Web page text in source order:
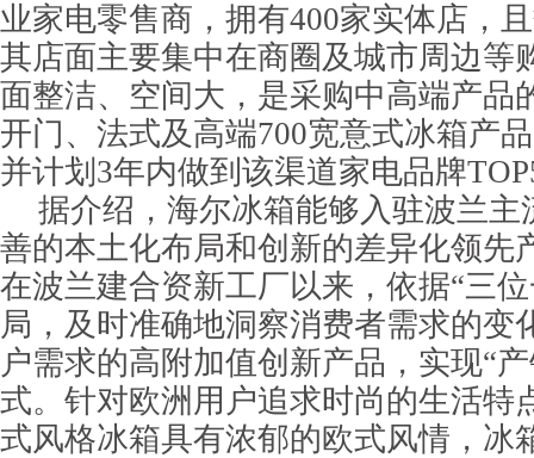
业家电零售商，拥有400家实体店，
其店面主要集中在商圈及城市周边等
面整洁、空间大，是采购中高端产品
开门、法式及高端700宽意式冰箱产
并计划3年内做到该渠道家电品牌
据介绍，海尔冰箱能够入驻波兰主
善的本土化布局和创新的差异化领先
在波兰建合资新工厂以来，依据“三
局，及时准确地洞察消费者需求的变
户需求的高附加值创新产品，实现“
式。针对欧洲用户追求时尚的生活特
式风格冰箱具有浓郁的欧式风情，冰